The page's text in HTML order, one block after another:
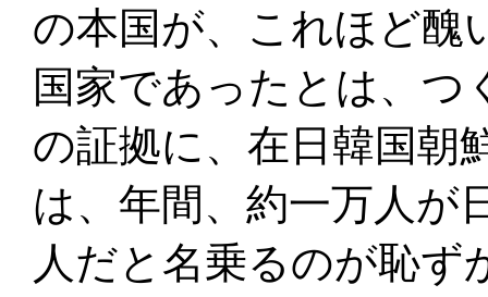
の本国が、これほど醜
国家であったとは、
の証拠に、在日韓国朝
は、年間、約一万人が
人だと名乗るのが恥ず